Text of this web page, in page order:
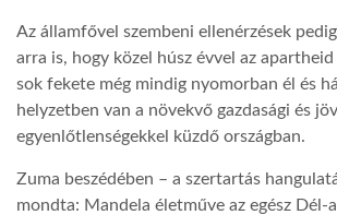
Az államfővel szembeni ellenérzések
arra is, hogy közel húsz évvel az
sok fekete még mindig nyomorban él és
helyzetben van a növekvő gazdasági és
egyenlőtlenségekkel küzdő országban.
Zuma beszédében – a szertartás
mondta: Mandela életműve az egész Dél-